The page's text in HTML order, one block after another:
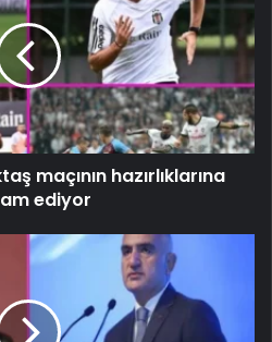
maçının hazırlıklarına
ediyor